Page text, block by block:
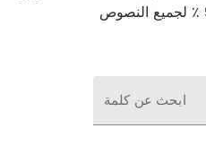
ابحث عن كلمة